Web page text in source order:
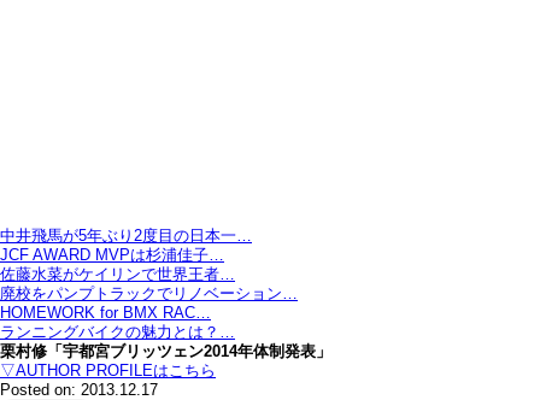
中井飛馬が5年ぶり2度目の日本一…
JCF AWARD MVPは杉浦佳子…
佐藤水菜がケイリンで世界王者…
廃校をパンプトラックでリノベーション…
HOMEWORK for BMX RAC…
ランニングバイクの魅力とは？…
栗村修「宇都宮ブリッツェン2014年体制発表」
▽AUTHOR PROFILEはこちら
Posted on: 2013.12.17